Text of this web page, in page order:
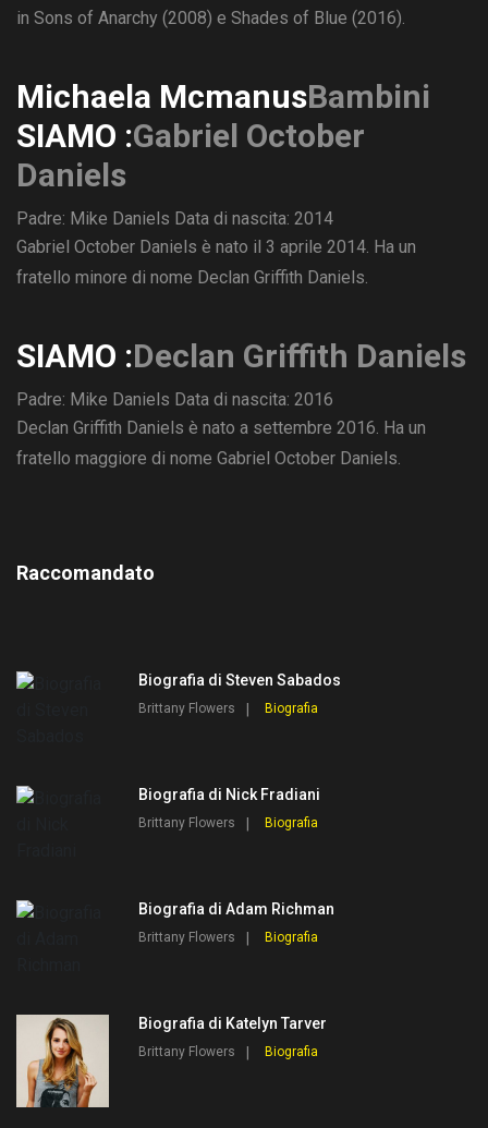
in Sons of Anarchy (2008) e Shades of Blue (2016).
Michaela McmanusBambini
SIAMO :Gabriel October
Daniels
Padre: Mike Daniels Data di nascita: 2014
Gabriel October Daniels è nato il 3 aprile 2014. Ha un
fratello minore di nome Declan Griffith Daniels.
SIAMO :Declan Griffith Daniels
Padre: Mike Daniels Data di nascita: 2016
Declan Griffith Daniels è nato a settembre 2016. Ha un
fratello maggiore di nome Gabriel October Daniels.
Raccomandato
Biografia di Steven Sabados
Brittany Flowers Biografia
Biografia di Nick Fradiani
Brittany Flowers Biografia
Biografia di Adam Richman
Brittany Flowers Biografia
Biografia di Katelyn Tarver
Brittany Flowers Biografia